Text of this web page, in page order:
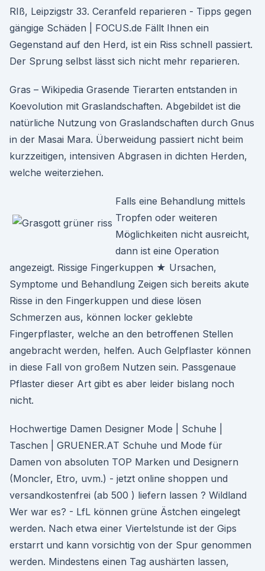
RIß, Leipzigstr 33. Ceranfeld reparieren - Tipps gegen
gängige Schäden | FOCUS.de Fällt Ihnen ein
Gegenstand auf den Herd, ist ein Riss schnell passiert.
Der Sprung selbst lässt sich nicht mehr reparieren.
Gras – Wikipedia Grasende Tierarten entstanden in
Koevolution mit Graslandschaften. Abgebildet ist die
natürliche Nutzung von Graslandschaften durch Gnus
in der Masai Mara. Überweidung passiert nicht beim
kurzzeitigen, intensiven Abgrasen in dichten Herden,
welche weiterziehen.
Falls eine Behandlung mittels
Tropfen oder weiteren
Möglichkeiten nicht ausreicht,
dann ist eine Operation
angezeigt. Rissige Fingerkuppen ★ Ursachen,
Symptome und Behandlung Zeigen sich bereits akute
Risse in den Fingerkuppen und diese lösen
Schmerzen aus, können locker geklebte
Fingerpflaster, welche an den betroffenen Stellen
angebracht werden, helfen. Auch Gelpflaster können
in diese Fall von großem Nutzen sein. Passgenaue
Pflaster dieser Art gibt es aber leider bislang noch
nicht.
Hochwertige Damen Designer Mode | Schuhe |
Taschen | GRUENER.AT Schuhe und Mode für
Damen von absoluten TOP Marken und Designern
(Moncler, Etro, uvm.) - jetzt online shoppen und
versandkostenfrei (ab 500 ) liefern lassen ? Wildland
Wer war es? - LfL können grüne Ästchen eingelegt
werden. Nach etwa einer Viertelstunde ist der Gips
erstarrt und kann vorsichtig von der Spur genommen
werden. Mindestens einen Tag aushärten lassen,